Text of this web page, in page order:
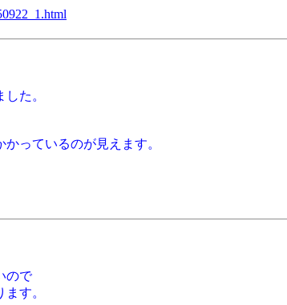
た。
っているのが見えます。
ので
す。